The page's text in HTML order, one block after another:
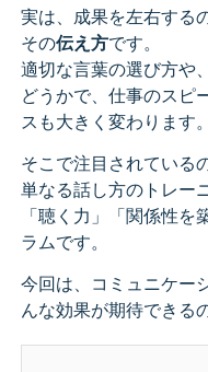
実は、成果を左右する
その伝え方です。
適切な言葉の選び方や
どうかで、仕事のスピ
スも大きく変わります。
そこで注目されている
単なる話し方のトレー
「聴く力」「関係性
ラムです。
今回は、コミュニケー
んな効果が期待できる